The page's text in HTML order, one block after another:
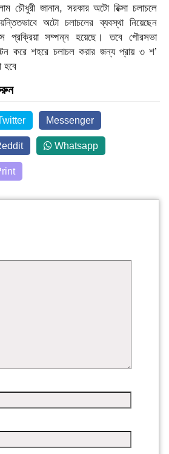
চৌধুরী জানান, সরকার অটো রিক্সা চলাচলে
অটো চলাচলের ব্যবস্থা নিয়েছেন
প্রক্রিয়া সম্পন্ন হয়েছে। তবে পৌরসভা
করে শহরে চলাচল করার জন্য প্রায় ৩ শ’
হবে
Messenger
Whatsapp